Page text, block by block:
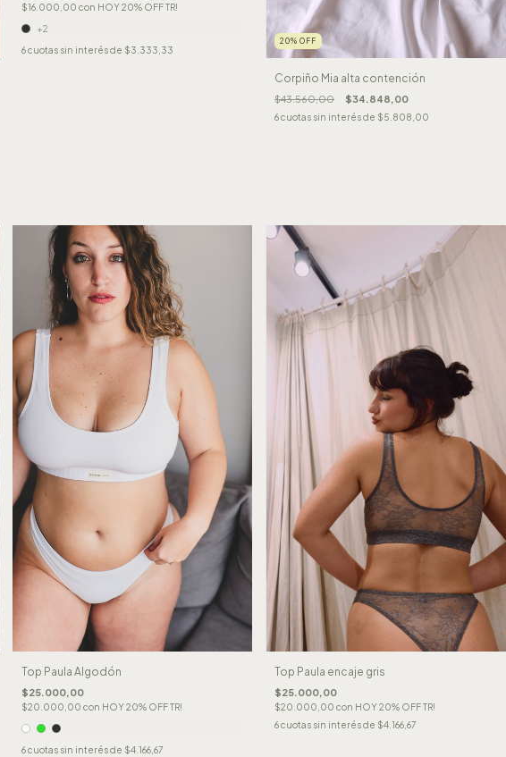
$16.000,00 con HOY 20% OFF TR!
+2
6 cuotas sin interés de $3.333,33
20%OFF
Corpiño Mia alta contención
$43.560,00 $34.848,00
6cuotas sin interés de $5.808,00
Top Paula Algodón
$25.000,00
$20.000,00 con HOY 20% OFF TR!
6 cuotas sin interés de $4.166,67
Top Paula encaje gris
$25.000,00
$20.000,00con HOY 20% OFF TR!
6cuotas sin interés de $4.166,67